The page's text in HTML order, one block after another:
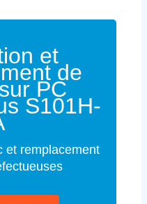
et
de
PC
S101H-
et remplacement